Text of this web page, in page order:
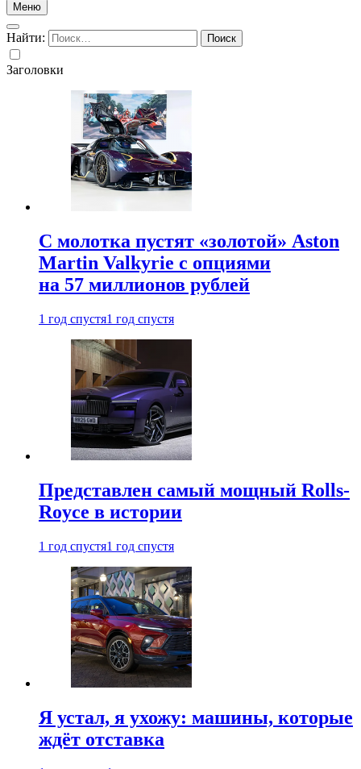
Меню
Найти:
Заголовки
С молотка пустят «золотой» Aston
Martin Valkyrie с опциями
на 57 миллионов рублей
1 год спустя1 год спустя
Представлен самый мощный Rolls-
Royce в истории
1 год спустя1 год спустя
Я устал, я ухожу: машины, которые
ждёт отставка